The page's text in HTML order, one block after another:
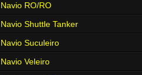
Navio RO/RO
Navio Shuttle Tanker
Navio Suculeiro
Navio Veleiro